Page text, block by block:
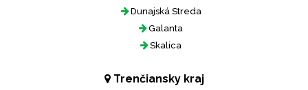
Dunajská Streda
Galanta
Skalica
Trenčiansky kraj